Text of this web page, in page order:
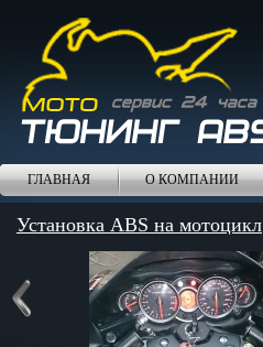
ГЛАВНАЯ О КОМПАНИИ
Установка ABS на мотоцикл